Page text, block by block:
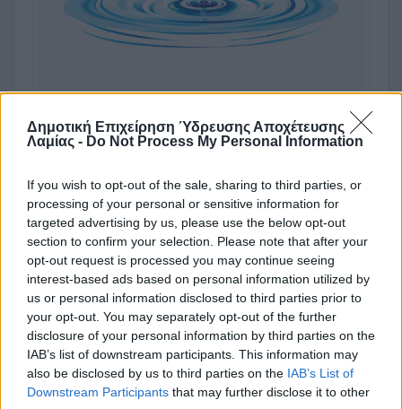
Δημοτική Επιχείρηση Ύδρευσης Αποχέτευσης
Λαμίας - Do Not Process My Personal Information
If you wish to opt-out of the sale, sharing to third parties, or
processing of your personal or sensitive information for
targeted advertising by us, please use the below opt-out
section to confirm your selection. Please note that after your
opt-out request is processed you may continue seeing
interest-based ads based on personal information utilized by
us or personal information disclosed to third parties prior to
your opt-out. You may separately opt-out of the further
disclosure of your personal information by third parties on the
IAB’s list of downstream participants. This information may
also be disclosed by us to third parties on the IAB’s List of
Downstream Participants that may further disclose it to other
ΔΙΑΚΟΠΗ ΥΔΡΟΔΟΤΗΣΗΣ
Καλύβα Μπακογιάννη, στην Καλύβα Μπακογιάννη από
Τζαβέλλα έως Ροζάκη Αγγελή και στην Πλατεία πάρκου από
Καραγιαννοπούλου έως Κολοκοτρώνη. Υπολογίζεται
επαναφορά υδροδότησης περί την 12:00.
Διαβάστε περισσότερα…
10 ΔΕΚ 2023
Συγγραφέαςalexis